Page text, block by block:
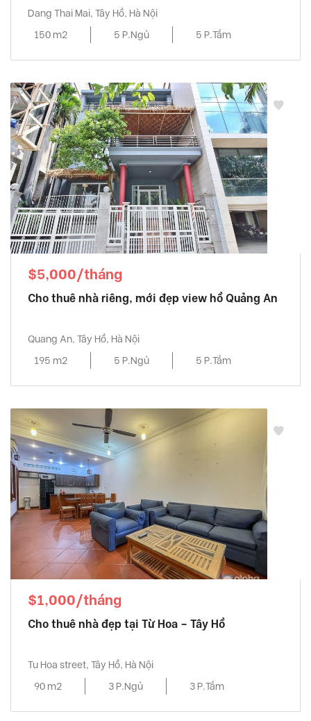
Dang Thai Mai, Tây Hồ, Hà Nội
150 m2
5 P.Ngủ 5 P.Tắm
$5,000/tháng
Cho thuê nhà riêng, mới đẹp view hồ Quảng An
Quang An, Tây Hồ, Hà Nội
195 m2
5 P.Ngủ 5 P.Tắm
$1,000/tháng
Cho thuê nhà đẹp tại Từ Hoa – Tây Hồ
Tu Hoa street, Tây Hồ, Hà Nội
90 m2
3 P.Ngủ 3 P.Tắm